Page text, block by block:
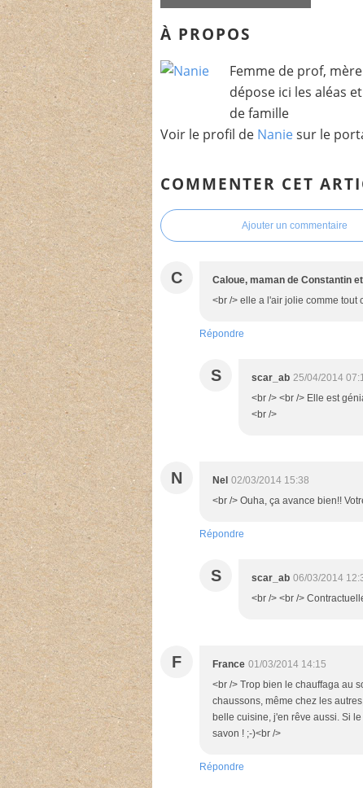
À PROPOS
Femme de prof,
dépose ici les aléas
de famille
Voir le profil de Naniesur le
COMMENTER CET
Ajouter un commentaire
C Caloue, maman de Constantin
<br /> elle a l'air jolie comme tout
Répondre
S scar_ab 25/04/2014
<br /> <br /> Elle est
<br />
N Nel 02/03/2014 15:38
<br /> Ouha, ça avance bien!!
Répondre
S scar_ab 06/03/2014
<br /> <br />
F France 01/03/2014 14:15
<br /> Trop bien le chauffaga au
chaussons, même chez les
belle cuisine, j'en rêve aussi. Si
savon ! ;-)<br />
Répondre